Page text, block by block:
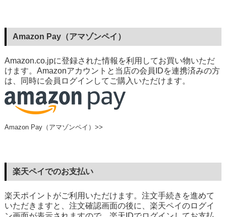
Amazon Pay（アマゾンペイ）
Amazon.co.jpに登録された情報を利用してお買い物いただ
けます。Amazonアカウントと当店の会員IDを連携済みの方
は、同時に会員ログインしてご購入いただけます。
Amazon Pay（アマゾンペイ）>>
楽天ペイでのお支払い
楽天ポイントがご利用いただけます。注文手続きを進めて
いただきますと、注文確認画面の後に、楽天ペイのログイ